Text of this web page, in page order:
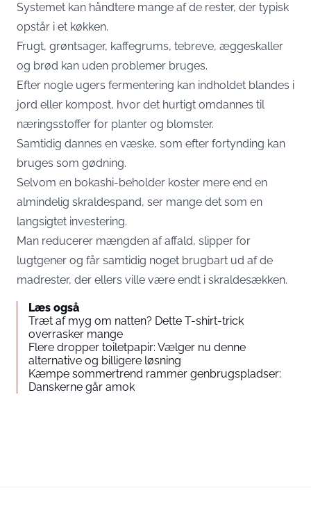
Systemet kan håndtere mange af de rester, der typisk
opstår i et køkken.
Frugt, grøntsager, kaffegrums, tebreve, æggeskaller
og brød kan uden problemer bruges.
Efter nogle ugers fermentering kan indholdet blandes i
jord eller kompost, hvor det hurtigt omdannes til
næringsstoffer for planter og blomster.
Samtidig dannes en væske, som efter fortynding kan
bruges som gødning.
Selvom en bokashi-beholder koster mere end en
almindelig skraldespand, ser mange det som en
langsigtet investering.
Man reducerer mængden af affald, slipper for
lugtgener og får samtidig noget brugbart ud af de
madrester, der ellers ville være endt i skraldesækken.
Læs også
Træt af myg om natten? Dette T-shirt-trick
overrasker mange
Flere dropper toiletpapir: Vælger nu denne
alternative og billigere løsning
Kæmpe sommertrend rammer genbrugspladser:
Danskerne går amok